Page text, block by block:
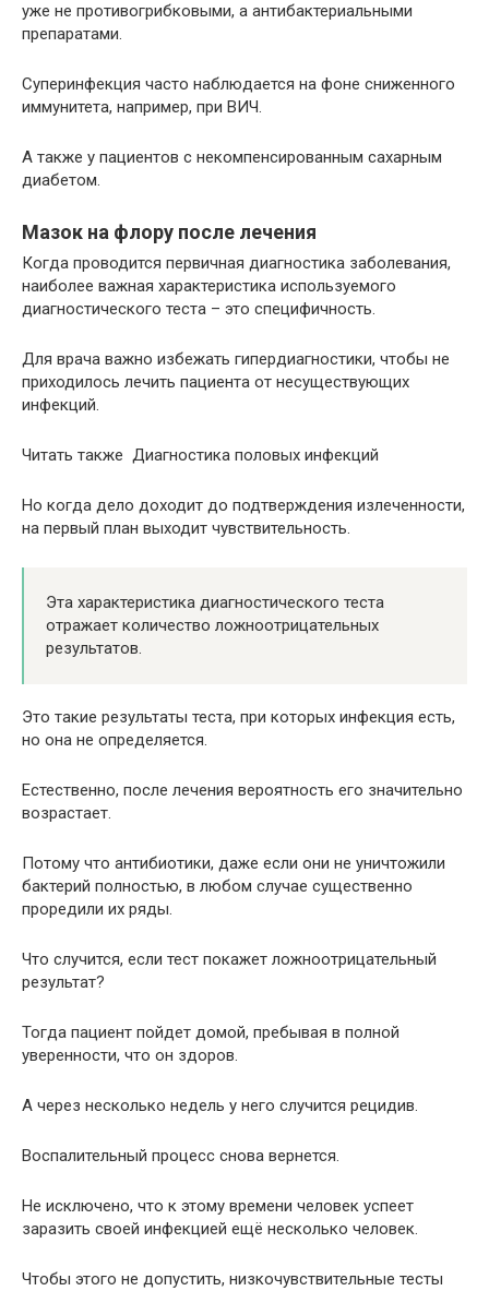
уже не противогрибковыми, а антибактериальными
препаратами.
Суперинфекция часто наблюдается на фоне сниженного
иммунитета, например, при ВИЧ.
А также у пациентов с некомпенсированным сахарным
диабетом.
Мазок на флору после лечения
Когда проводится первичная диагностика заболевания,
наиболее важная характеристика используемого
диагностического теста – это специфичность.
Для врача важно избежать гипердиагностики, чтобы не
приходилось лечить пациента от несуществующих
инфекций.
Читать также Диагностика половых инфекций
Но когда дело доходит до подтверждения излеченности,
на первый план выходит чувствительность.
Эта характеристика диагностического теста
отражает количество ложноотрицательных
результатов.
Это такие результаты теста, при которых инфекция есть,
но она не определяется.
Естественно, после лечения вероятность его значительно
возрастает.
Потому что антибиотики, даже если они не уничтожили
бактерий полностью, в любом случае существенно
проредили их ряды.
Что случится, если тест покажет ложноотрицательный
результат?
Тогда пациент пойдет домой, пребывая в полной
уверенности, что он здоров.
А через несколько недель у него случится рецидив.
Воспалительный процесс снова вернется.
Не исключено, что к этому времени человек успеет
заразить своей инфекцией ещё несколько человек.
Чтобы этого не допустить, низкочувствительные тесты